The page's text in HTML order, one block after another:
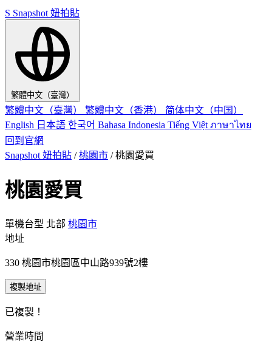
S Snapshot 妞拍貼
繁體中文（臺灣）
繁體中文（臺灣） 繁體中文（香港） 简体中文（中国）
English 日本語 한국어 Bahasa Indonesia Tiếng Việt ภาษาไทย
回到官網
Snapshot 妞拍貼 / 桃園市 / 桃園愛買
桃園愛買
單機台型 北部 桃園市
地址
330 桃園市桃園區中山路939號2樓
複製地址
已複製！
營業時間